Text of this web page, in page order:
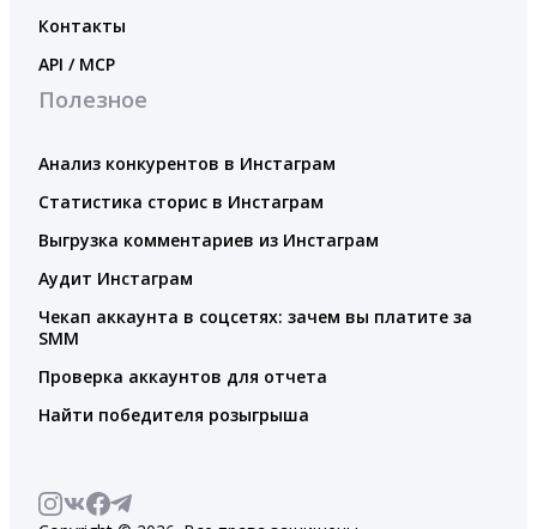
Контакты
API / MCP
Полезное
Анализ конкурентов в Инстаграм
Статистика сторис в Инстаграм
Выгрузка комментариев из Инстаграм
Аудит Инстаграм
Чекап аккаунта в соцсетях: зачем вы платите за
SMM
Проверка аккаунтов для отчета
Найти победителя розыгрыша